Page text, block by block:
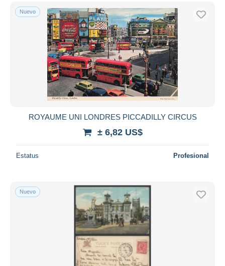
Nuevo
ROYAUME UNI LONDRES PICCADILLY CIRCUS
± 6,82 US$
Estatus Profesional
Nuevo